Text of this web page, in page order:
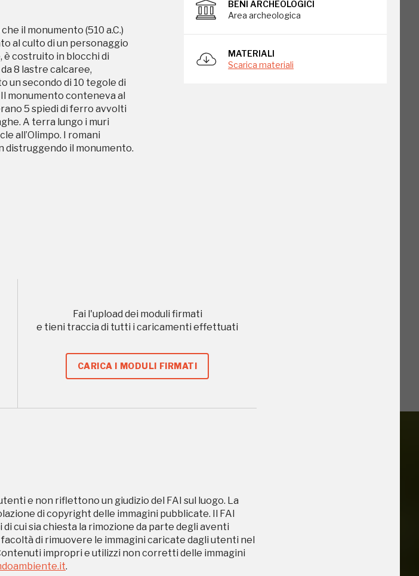
BENI ARCHEOLOGICI
Area archeologica
MATERIALI
Scarica materiali
il monumento (510 a.C.)
al culto di un personaggio
è costruito in blocchi di
8 lastre calcaree,
un secondo di 10 tegole di
monumento conteneva al
5 spiedi di ferro avvolti
A terra lungo i muri
all’Olimpo. I romani
distruggendo il monumento.
Fai l'upload dei moduli firmati
e tieni traccia di tutti i caricamenti effettuati
CARICA I MODULI FIRMATI
e non riflettono un giudizio del FAI sul luogo. La
di copyright delle immagini pubblicate. Il FAI
cui sia chiesta la rimozione da parte degli aventi
di rimuovere le immagini caricate dagli utenti nel
impropri e utilizzi non corretti delle immagini
.
organizzati